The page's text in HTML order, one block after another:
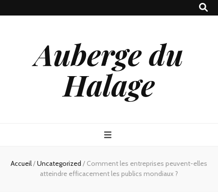
Auberge du
Halage
Accueil/Uncategorized / Comment les entreprises peuvent-elles
atteindre efficacement les publics mondiaux ?